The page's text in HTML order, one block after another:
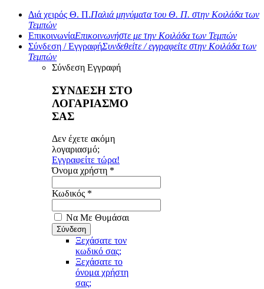
Διά χειρός Θ. Π.Παλιά μηνύματα του Θ. Π. στην Κοιλάδα των
Τεμπών
ΕπικοινωνίαΕπικοινωνήστε με την Κοιλάδα των Τεμπών
Σύνδεση / ΕγγραφήΣυνδεθείτε / εγγραφείτε στην Κοιλάδα των
Τεμπών
Σύνδεση Εγγραφή
ΣΥΝΔΕΣΗ ΣΤΟ
ΛΟΓΑΡΙΑΣΜΟ
ΣΑΣ
Δεν έχετε ακόμη
λογαριασμό;
Εγγραφείτε τώρα!
Όνομα χρήστη *
Κωδικός *
Να Με Θυμάσαι
Ξεχάσατε τον
κωδικό σας;
Ξεχάσατε το
όνομα χρήστη
σας;